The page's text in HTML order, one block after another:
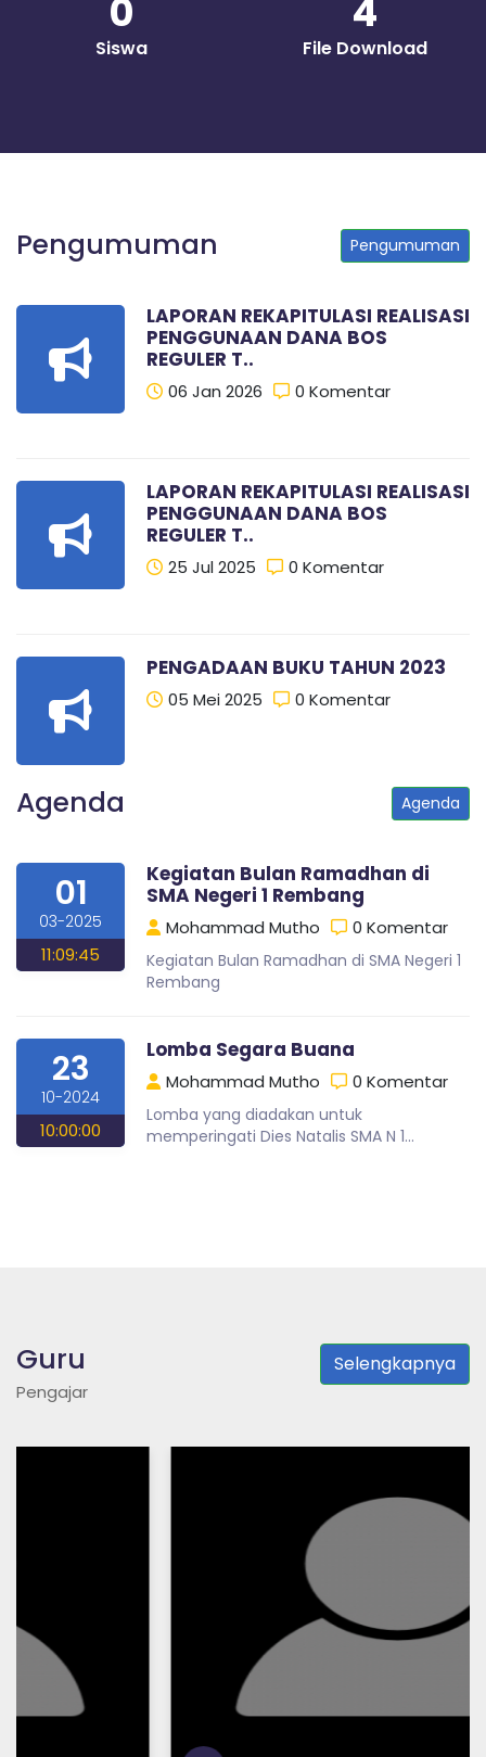
0
Siswa
4
File Download
Pengumuman Pengumuman
LAPORAN REKAPITULASI REALISASI
PENGGUNAAN DANA BOS
REGULER T..
06 Jan 2026 0 Komentar
LAPORAN REKAPITULASI REALISASI
PENGGUNAAN DANA BOS
REGULER T..
25 Jul 2025 0 Komentar
PENGADAAN BUKU TAHUN 2023
05 Mei 2025 0 Komentar
Agenda Agenda
01
03-2025
11:09:45
Kegiatan Bulan Ramadhan di
SMA Negeri 1 Rembang
Mohammad Mutho 0 Komentar
Kegiatan Bulan Ramadhan di SMA Negeri 1
Rembang
23
10-2024
10:00:00
Lomba Segara Buana
Mohammad Mutho 0 Komentar
Lomba yang diadakan untuk
memperingati Dies Natalis SMA N 1
Guru Selengkapnya
Pengajar